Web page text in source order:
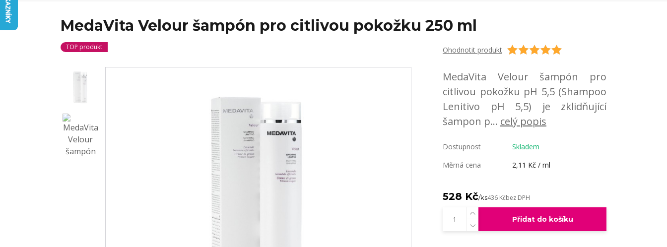
MedaVita Velour šampón pro citlivou pokožku 250 ml
TOP produkt Ohodnotit produkt
MedaVita Velour šampón pro
citlivou pokožku pH 5,5 (Shampoo
Lenitivo pH 5,5) je zklidňující
šampon p... celý popis
Dostupnost
Skladem
Měrná cena
2,11 Kč / ml
528 Kč/ks436 Kčbez DPH
Přidat do košíku